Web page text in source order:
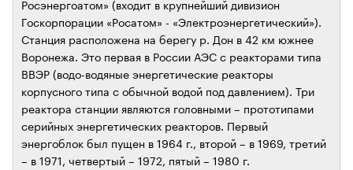
Росэнергоатом» (входит в крупнейший дивизион
Госкорпорации «Росатом» - «Электроэнергетический»).
Станция расположена на берегу р. Дон в 42 км южнее
Воронежа. Это первая в России АЭС с реакторами типа
ВВЭР (водо-водяные энергетические реакторы
корпусного типа с обычной водой под давлением). Три
реактора станции являются головными – прототипами
серийных энергетических реакторов. Первый
энергоблок был пущен в 1964 г., второй – в 1969, третий
– в 1971, четвертый – 1972, пятый – 1980 г.